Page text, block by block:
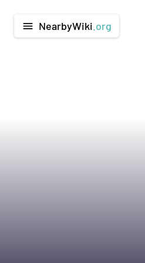
menu NearbyWiki .org